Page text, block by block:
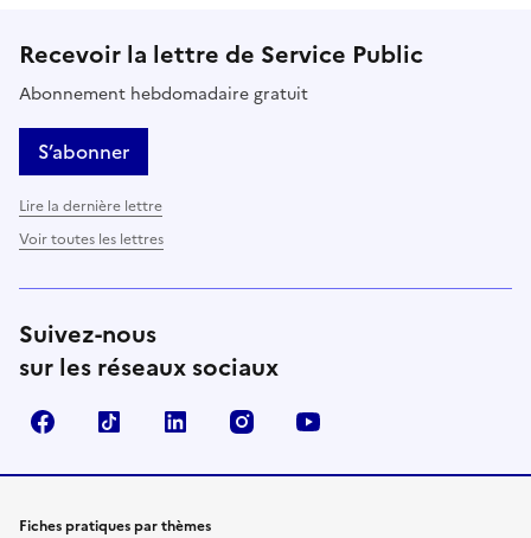
Recevoir la lettre de Service Public
Abonnement hebdomadaire gratuit
S’abonner
Lire la dernière lettre
Voir toutes les lettres
Suivez-nous
sur les réseaux sociaux
FacebookTikTok LinkedIn Instagram
Fiches pratiques par thèmes